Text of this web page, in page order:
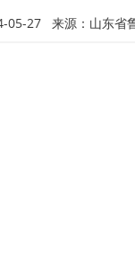
05-27 来源：山东省